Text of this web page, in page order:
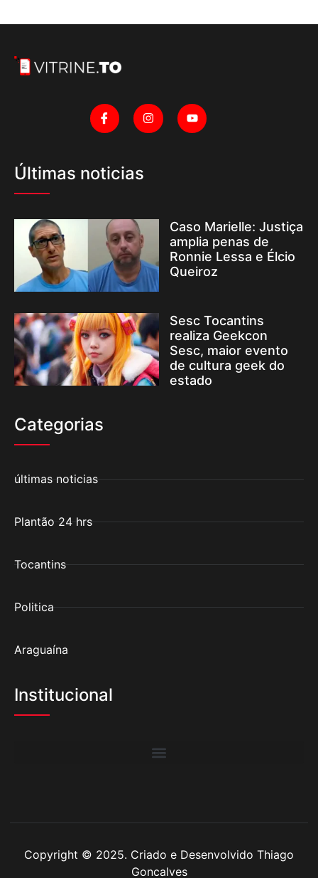
Últimas noticias
Caso Marielle: Justiça
amplia penas de
Ronnie Lessa e Élcio
Queiroz
Sesc Tocantins
realiza Geekcon
Sesc, maior evento
de cultura geek do
estado
Categorias
últimas noticias
Plantão 24 hrs
Tocantins
Politica
Araguaína
Institucional
Copyright © 2025. Criado e Desenvolvido Thiago
Goncalves